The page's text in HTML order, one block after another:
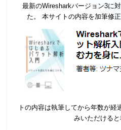
最新のWiresharkバージョン3に
た。 本サイトの内容を加筆修
トの内容は執筆してから年数が経
みいただけると